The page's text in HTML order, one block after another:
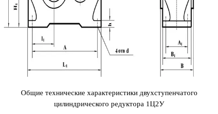
Общие технические характеристики двухступенчатого
цилиндрического редуктора 1Ц2У